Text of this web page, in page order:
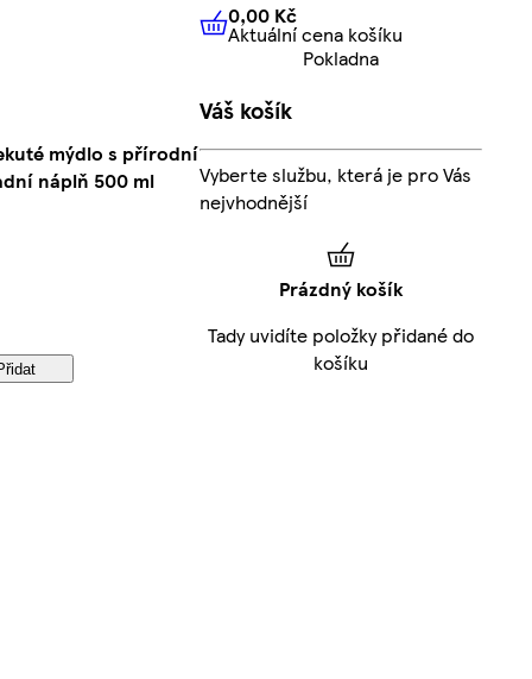
mýdlo s přírodní
náplň 500 ml
0,00 KčAktuální cena košíku
0,00 Kč
Aktuální cena košíku
Pokladna
Váš košík
Vyberte službu, která je pro Vás
nejvhodnější
Prázdný košík
Tady uvidíte položky přidané do
košíku